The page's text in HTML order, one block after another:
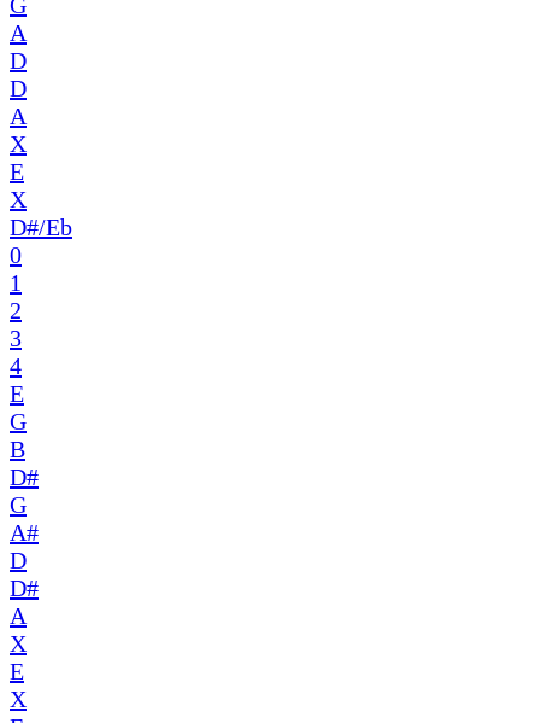
A
D
D
A
X
E
X
D#/Eb
0
1
2
3
4
E
G
B
D#
G
A#
D
D#
A
X
E
X